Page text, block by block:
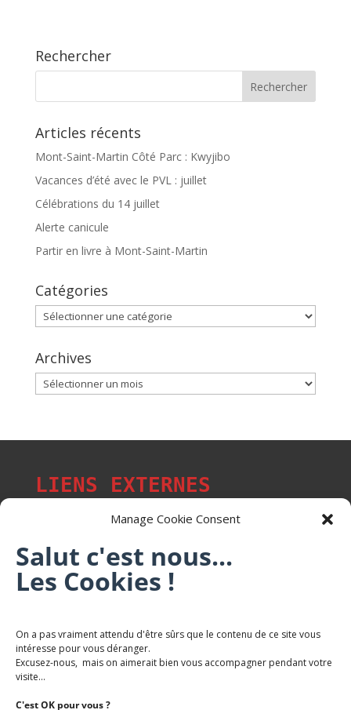
Manage Cookie Consent
Salut c'est nous...
Les Cookies !
On a pas vraiment attendu d'être sûrs que le contenu de ce site vous
intéresse pour vous déranger.
Excusez-nous, mais on aimerait bien vous accompagner pendant votre
visite...
C'est OK pour vous ?
Rechercher
Articles récents
Mont-Saint-Martin Côté Parc : Kwyjibo
Vacances d’été avec le PVL : juillet
Célébrations du 14 juillet
Alerte canicule
Partir en livre à Mont-Saint-Martin
Catégories
Catégories
Archives
Archives
LIENS EXTERNES
Les p'tits citoyens de Mont-Saint-Martin
Trail Saintmartinois Daniel FEITE
Karaté Mont Saint Martin